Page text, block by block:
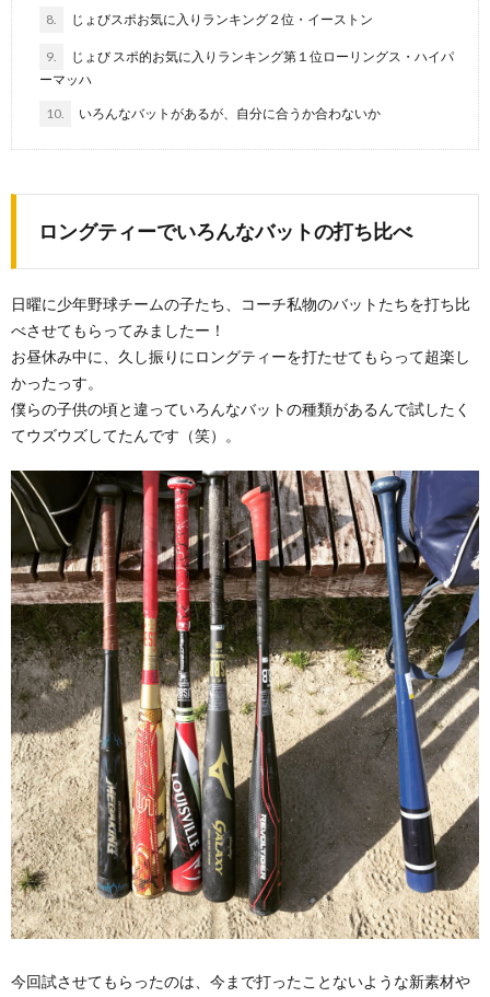
8. じょびスポお気に入りランキング２位・イーストン
9.
じょび スポ的お気に入りランキング第１位ローリングス・ハイパ
ーマッハ
10. いろんなバットがあるが、自分に合うか合わないか
ロングティーでいろんなバットの打ち比べ
日曜に少年野球チームの子たち、コーチ私物のバットたちを打ち比
べさせてもらってみましたー！
お昼休み中に、久し振りにロングティーを打たせてもらって超楽し
かったっす。
僕らの子供の頃と違っていろんなバットの種類があるんで試したく
てウズウズしてたんです（笑）。
今回試させてもらったのは、今まで打ったことないような新素材や